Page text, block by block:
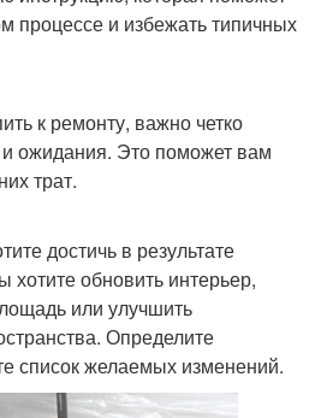
процессе и избежать типичных
к ремонту, важно четко
ожидания. Это поможет вам
трат.
достичь в результате
обновить интерьер,
или улучшить
Определите
список желаемых изменений.